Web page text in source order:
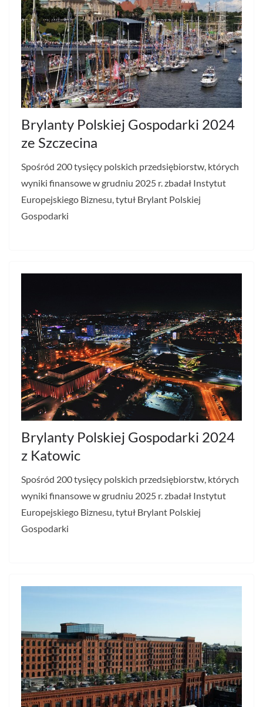
Brylanty Polskiej Gospodarki 2024
ze Szczecina
Spośród 200 tysięcy polskich przedsiębiorstw, których
wyniki finansowe w grudniu 2025 r. zbadał Instytut
Europejskiego Biznesu, tytuł Brylant Polskiej
Gospodarki
Brylanty Polskiej Gospodarki 2024
z Katowic
Spośród 200 tysięcy polskich przedsiębiorstw, których
wyniki finansowe w grudniu 2025 r. zbadał Instytut
Europejskiego Biznesu, tytuł Brylant Polskiej
Gospodarki